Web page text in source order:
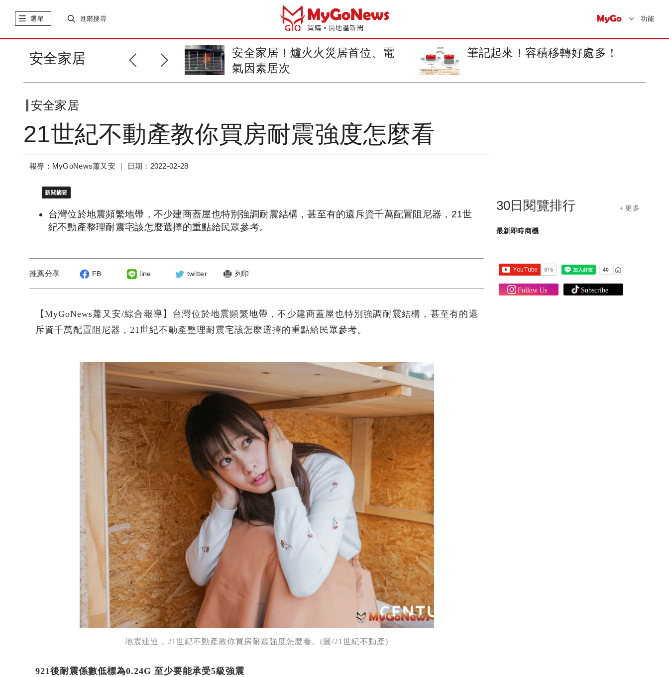
選單 進階搜尋 功能
安全家居
全家居！爐火火災居首位、電
因素居次
筆記起來！容積移轉好處多！
氣溫變化！請多留意建築物外牆
安全家居
21世紀不動產教你買房耐震強度怎麼看
報導：MyGoNews蕭又安 ｜ 日期：2022-02-28
新聞摘要
台灣位於地震頻繁地帶，不少建商蓋屋也特別強調耐震結構，甚至有的還斥資千萬配置阻尼器，21世
紀不動產整理耐震宅該怎麼選擇的重點給民眾參考。
推薦分享 FB line twitter 列印
【MyGoNews蕭又安/綜合報導】台灣位於地震頻繁地帶，不少建商蓋屋也特別強調耐震結構，甚至有的還
斥資千萬配置阻尼器，21世紀不動產整理耐震宅該怎麼選擇的重點給民眾參考。
地震連連，21世紀不動產教你買房耐震強度怎麼看。(圖/21世紀不動產)
921後耐震係數低標為0.24G 至少要能承受5級強震
30日閱覽排行 + 更多
最新即時商機